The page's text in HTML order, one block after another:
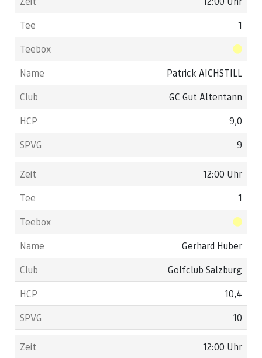
1
Patrick AICHSTILL
GC Gut Altentann
9,0
9
12:00 Uhr
1
Gerhard Huber
Golfclub Salzburg
10,4
10
12:00 Uhr